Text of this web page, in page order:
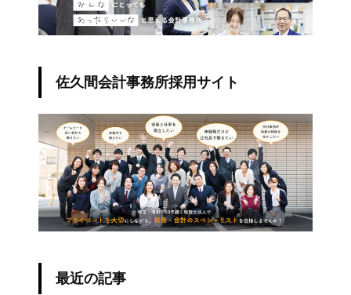
佐久間会計事務所採用サイト
最近の記事